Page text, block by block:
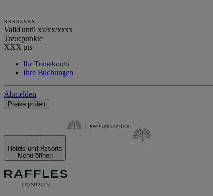
xxxxxxxx
Valid until xx/xx/xxxx
Treuepunkte
XXX pts
Ihr Treuekonto
Ihre Buchungen
Abmelden
Preise prüfen
Hotels und Resorts
Menü öffnen